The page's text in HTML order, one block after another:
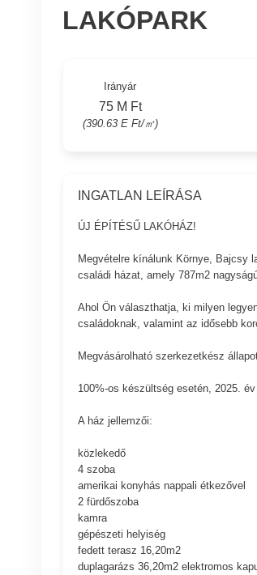
LAKÓPARK
Irányár
75 M Ft
(390.63 E Ft/㎡)
INGATLAN LEÍRÁSA
ÚJ ÉPÍTÉSŰ LAKÓHÁZ!
Megvételre kínálunk Környe, Bajcsy
családi házat, amely 787m2
Ahol Ön választhatja, ki milyen
családoknak, valamint az idősebb
Megvásárolható szerkezetkész
100%-os készültség esetén, 2025.
A ház jellemzői:
közlekedő
4 szoba
amerikai konyhás nappali étkezővel
2 fürdőszoba
kamra
gépészeti helyiség
fedett terasz 16,20m2
duplagarázs 36,20m2 elektromos